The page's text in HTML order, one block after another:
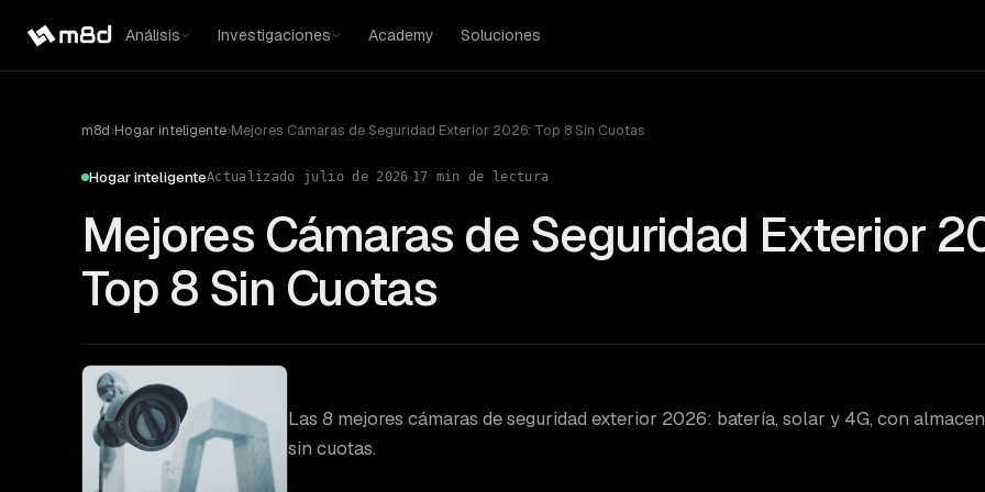
Análisis Investigaciones Academy Soluciones
m8d›Hogar inteligente›Mejores Cámaras de Seguridad Exterior 2026: Top 8 Sin Cuotas
Hogar inteligenteActualizado julio de 2026·17 min de lectura
Mejores Cámaras de Seguridad Exterior
Top 8 Sin Cuotas
Las 8 mejores cámaras de seguridad exterior 2026: batería, solar y 4G, con
sin cuotas.